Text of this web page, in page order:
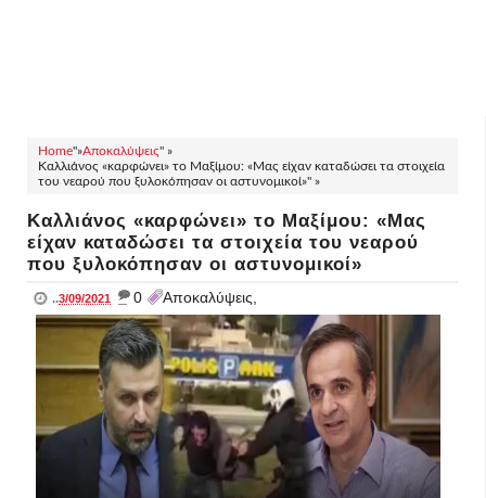
Home"»Αποκαλύψεις" »
Καλλιάνος «καρφώνει» το Μαξίμου: «Μας είχαν καταδώσει τα στοιχεία
του νεαρού που ξυλοκόπησαν οι αστυνομικοί»" »
Καλλιάνος «καρφώνει» το Μαξίμου: «Μας
είχαν καταδώσει τα στοιχεία του νεαρού
που ξυλοκόπησαν οι αστυνομικοί»
..3/09/2021 _ 0 Αποκαλύψεις,